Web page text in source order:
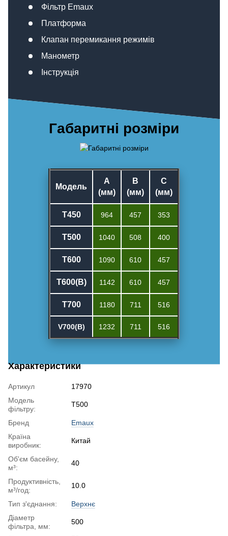
Фільтр Emaux
Платформа
Клапан перемикання режимів
Манометр
Інструкція
Габаритні розміри
Модель
A
(мм)
B
(мм)
C
(мм)
T450 964 457 353
T500 1040 508 400
T600 1090 610 457
T600(B) 1142 610 457
T700 1180 711 516
V700(B) 1232 711 516
Характеристики
Артикул
17970
Модель
фільтру:
T500
Бренд
Emaux
Країна
виробник:
Китай
Об'єм басейну,
м³:
40
Продуктивність,
м³/год:
10.0
Тип з'єднання:
Верхнє
Діаметр
фільтра, мм:
500